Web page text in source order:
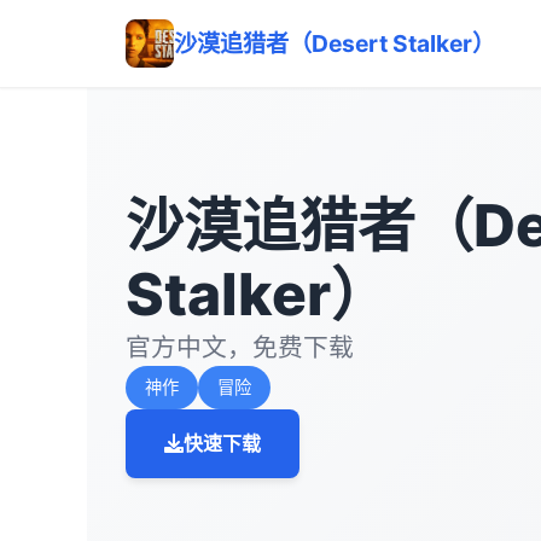
沙漠追猎者（Desert Stalker）
沙漠追猎者（
Stalker）
官方中文，免费下载
神作 冒险
快速下载